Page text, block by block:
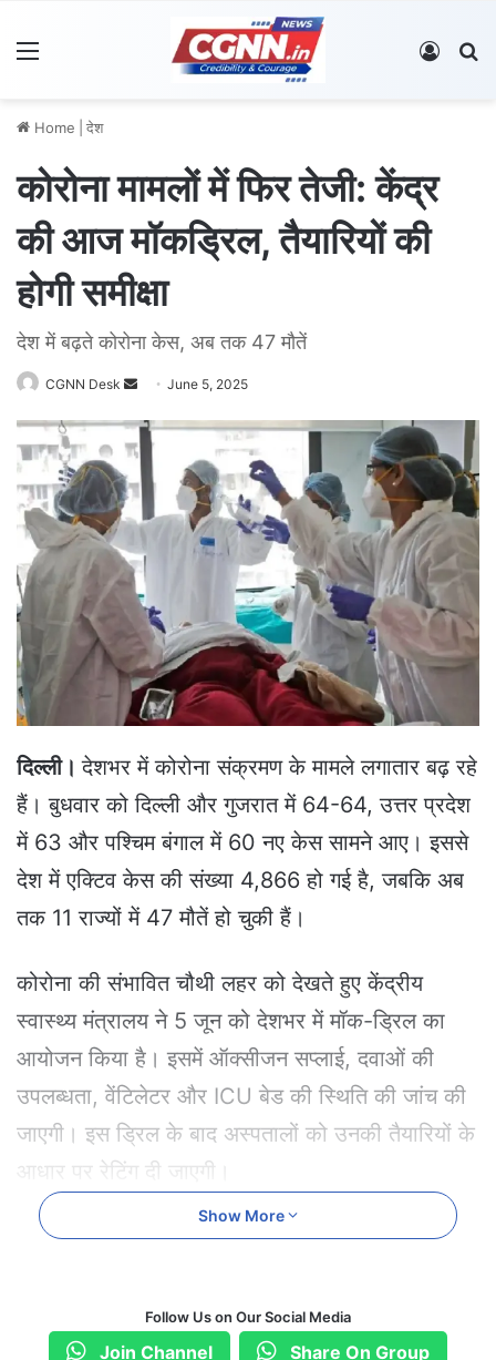
Log In
Home देश
कोरोना मामलों में फिर तेजी: केंद्र
की आज मॉकड्रिल, तैयारियों की
होगी समीक्षा
देश में बढ़ते कोरोना केस, अब तक 47 मौतें
CGNN Desk
n
d
a
n
m
a
l
June 5, 2025
दिल्ली।देशभर में कोरोना संक्रमण के मामले लगातार बढ़ रहे
हैं। बुधवार को दिल्ली और गुजरात में 64-64, उत्तर प्रदेश
में 63 और पश्चिम बंगाल में 60 नए केस सामने आए। इससे
देश में एक्टिव केस की संख्या 4,866 हो गई है, जबकि अब
तक 11 राज्यों में 47 मौतें हो चुकी हैं।
कोरोना की संभावित चौथी लहर को देखते हुए केंद्रीय
स्वास्थ्य मंत्रालय ने 5 जून को देशभर में मॉक-ड्रिल का
आयोजन किया है। इसमें ऑक्सीजन सप्लाई, दवाओं की
उपलब्धता, वेंटिलेटर और ICU बेड की स्थिति की जांच की
जाएगी। इस ड्रिल के बाद अस्पतालों को उनकी तैयारियों के
आधार पर रेटिंग दी जाएगी।
केरल में टेस्ट अनिवार्य, मास्क भी जरूरी
सभी अस्पतालों में मॉक-ड्रिल के निर्देश दिए हैं। साथ ही
सर्दी, खांसी, बुखार जैसे लक्षण होने पर कोविड टेस्ट अनिवार्य
Show More
Follow Us on Our Social Media
Join Channel Share On Group